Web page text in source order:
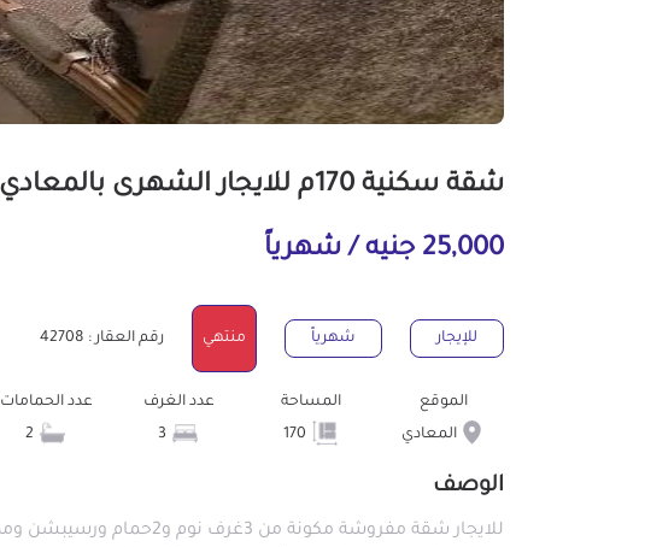
شقة سكنية 170م للايجار الشهرى بالمعادي القاهرة
25,000 جنيه / شهرياً
للإيجار شهرياً منتهي رقم العقار : 42708
الموقع
المعادي
المساحة
عدد الغرف
عدد الحمامات
الوصف